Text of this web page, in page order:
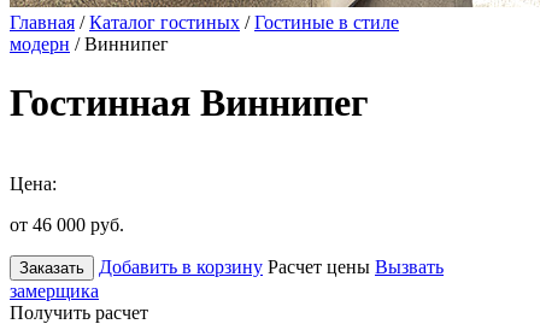
Главная /Каталог гостиных /Гостиные в стиле
модерн / Виннипег
Гостинная Виннипег
Цена:
от 46 000 руб.
Заказать Добавить в корзину Расчет цены Вызвать
замерщика
Получить расчет